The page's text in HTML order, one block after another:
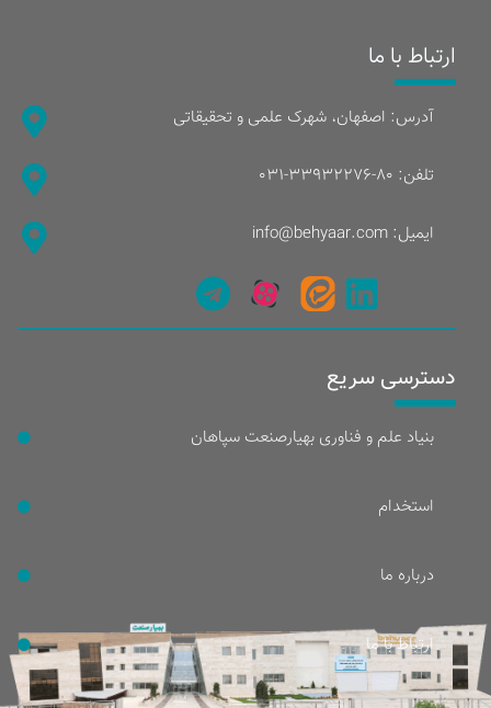
ارتباط با ما
آدرس: اصفهان، شهرک علمی و تحقیقاتی
تلفن: ۸۰-۳۳۹۳۲۲۷۶-۰۳۱
ایمیل: info@behyaar.com
دسترسی سریع
بنیاد علم و فناوری بهیارصنعت سپاهان
استخدام
درباره ما
ارتباط با ما